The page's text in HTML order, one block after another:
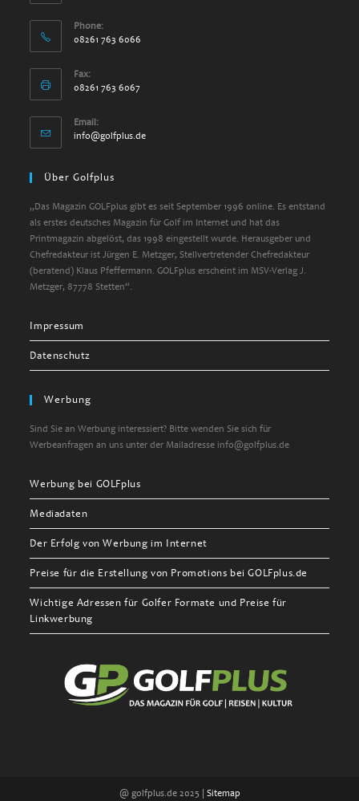
Phone:
08261 763 6066
Fax:
08261 763 6067
Email:
info@golfplus.de
Über Golfplus
„Das Magazin GOLFplus gibt es seit September 1996 online. Es entstand
als erstes deutsches Magazin für Golf im Internet und hat das
Printmagazin abgelöst, das 1998 eingestellt wurde. Herausgeber und
Chefredakteur ist Jürgen E. Metzger, Stellvertretender Chefredakteur
(beratend) Klaus Pfeffermann. GOLFplus erscheint im MSV-Verlag J.
Metzger, 87778 Stetten“.
Impressum
Datenschutz
Werbung
Sind Sie an Werbung interessiert? Bitte wenden Sie sich für
Werbeanfragen an uns unter der Mailadresse info@golfplus.de
Werbung bei GOLFplus
Mediadaten
Der Erfolg von Werbung im Internet
Preise für die Erstellung von Promotions bei GOLFplus.de
Wichtige Adressen für Golfer Formate und Preise für
Linkwerbung
@ golfplus.de 2025 | Sitemap